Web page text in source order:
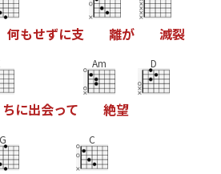
何もせずに支 離が 滅裂
ちに出会って
Am
絶望
D
G C